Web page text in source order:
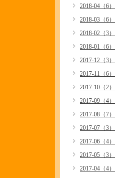
2018-04（6）
2018-03（6）
2018-02（3）
2018-01（6）
2017-12（3）
2017-11（6）
2017-10（2）
2017-09（4）
2017-08（7）
2017-07（3）
2017-06（4）
2017-05（3）
2017-04（4）